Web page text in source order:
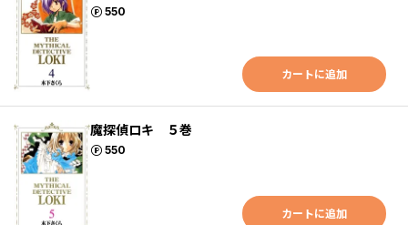
550
ポイント
カートに追加
魔探偵ロキ ５巻
550
ポイント
カートに追加